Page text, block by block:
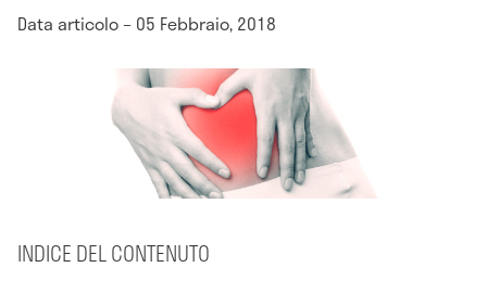
Data articolo – 05 Febbraio, 2018
INDICE DEL CONTENUTO